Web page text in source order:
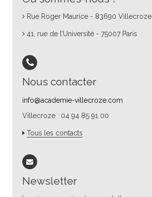
Rue Roger Maurice - 83690 Villecroze
41, rue de l’Université - 75007 Paris
Nous contacter
info@academie-villecroze.com
Villecroze : 04 94 85 91 00
Tous les contacts
Newsletter